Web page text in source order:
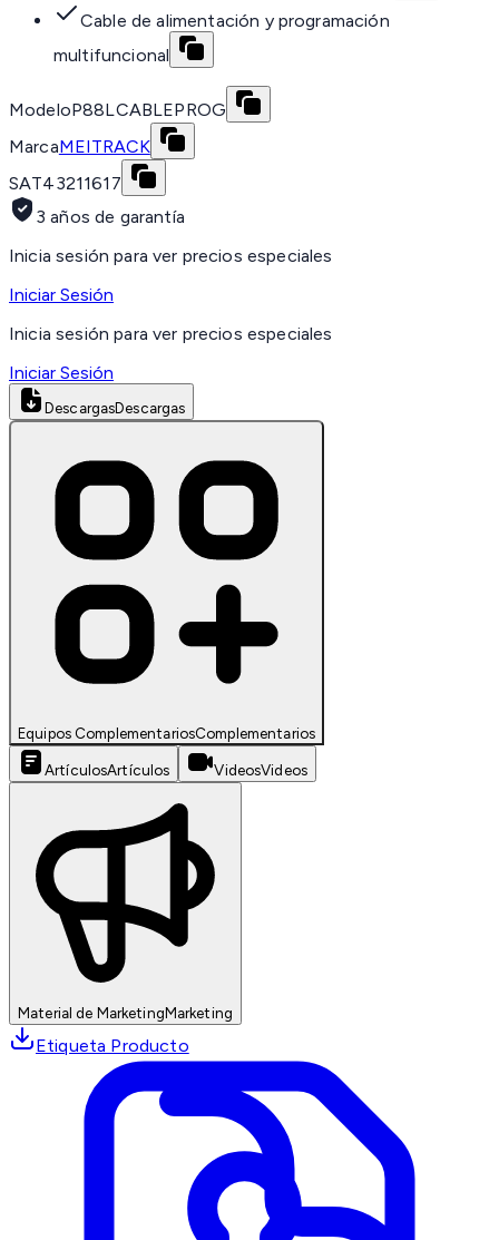
Cable de alimentación y programación
multifuncional
ModeloP88LCABLEPROG
MarcaMEITRACK
SAT43211617
3 años de garantía
Inicia sesión para ver precios especiales
Iniciar Sesión
Inicia sesión para ver precios especiales
Iniciar Sesión
DescargasDescargas
Equipos ComplementariosComplementarios
ArtículosArtículos VideosVideos
Material de MarketingMarketing
Etiqueta Producto